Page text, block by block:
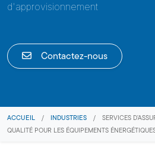
d'approvisionnement
Contactez-nous
ACCUEIL / INDUSTRIES /
SERVICES
QUALITÉ POUR LES ÉQUIPEMENTS